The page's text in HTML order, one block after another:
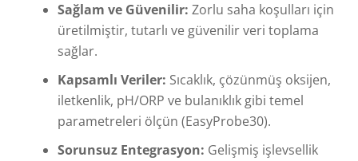
Sağlam ve Güvenilir: Zorlu saha koşulları için
üretilmiştir, tutarlı ve güvenilir veri toplama
sağlar.
Kapsamlı Veriler: Sıcaklık, çözünmüş oksijen,
iletkenlik, pH/ORP ve bulanıklık gibi temel
parametreleri ölçün (EasyProbe30).
Sorunsuz Entegrasyon: Gelişmiş işlevsellik